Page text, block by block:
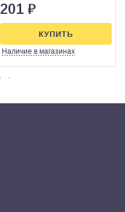
201 ₽
Наличие в магазинах
КУПИТЬ